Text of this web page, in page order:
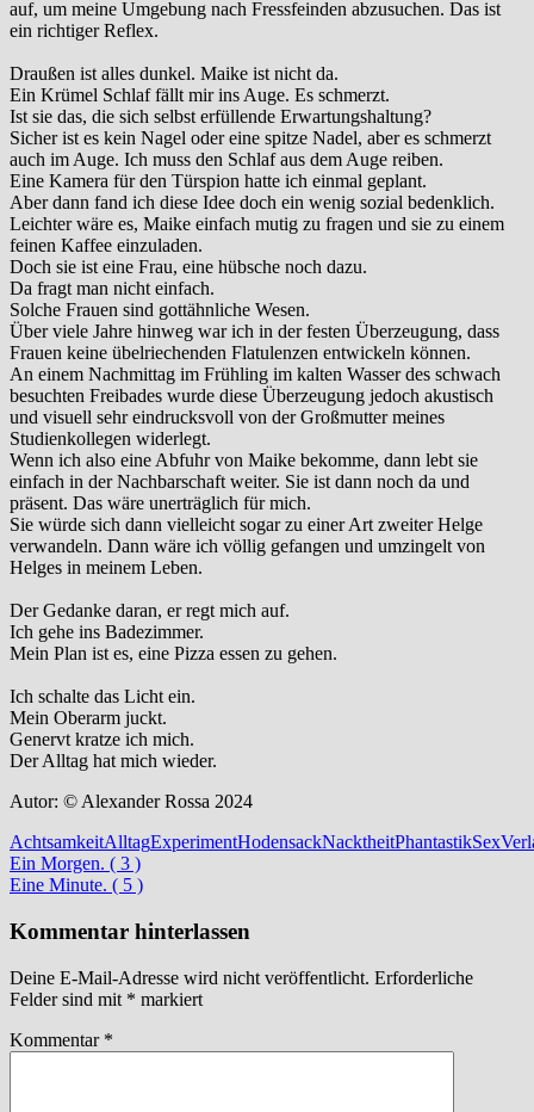
auf, um meine Umgebung nach Fressfeinden abzusuchen. Das ist
ein richtiger Reflex.
Draußen ist alles dunkel. Maike ist nicht da.
Ein Krümel Schlaf fällt mir ins Auge. Es schmerzt.
Ist sie das, die sich selbst erfüllende Erwartungshaltung?
Sicher ist es kein Nagel oder eine spitze Nadel, aber es schmerzt
auch im Auge. Ich muss den Schlaf aus dem Auge reiben.
Eine Kamera für den Türspion hatte ich einmal geplant.
Aber dann fand ich diese Idee doch ein wenig sozial bedenklich.
Leichter wäre es, Maike einfach mutig zu fragen und sie zu einem
feinen Kaffee einzuladen.
Doch sie ist eine Frau, eine hübsche noch dazu.
Da fragt man nicht einfach.
Solche Frauen sind gottähnliche Wesen.
Über viele Jahre hinweg war ich in der festen Überzeugung, dass
Frauen keine übelriechenden Flatulenzen entwickeln können.
An einem Nachmittag im Frühling im kalten Wasser des schwach
besuchten Freibades wurde diese Überzeugung jedoch akustisch
und visuell sehr eindrucksvoll von der Großmutter meines
Studienkollegen widerlegt.
Wenn ich also eine Abfuhr von Maike bekomme, dann lebt sie
einfach in der Nachbarschaft weiter. Sie ist dann noch da und
präsent. Das wäre unerträglich für mich.
Sie würde sich dann vielleicht sogar zu einer Art zweiter Helge
verwandeln. Dann wäre ich völlig gefangen und umzingelt von
Helges in meinem Leben.
Der Gedanke daran, er regt mich auf.
Ich gehe ins Badezimmer.
Mein Plan ist es, eine Pizza essen zu gehen.
Ich schalte das Licht ein.
Mein Oberarm juckt.
Genervt kratze ich mich.
Der Alltag hat mich wieder.
Autor: © Alexander Rossa 2024
AchtsamkeitAlltagExperimentHodensackNacktheitPhantastikSex
Beitragsnavigation
Vorheriger
Beitrag:
Ein Morgen. ( 3 )
Nächster
Eine Minute. ( 5 )
Kommentar hinterlassen
Deine E-Mail-Adresse wird nicht veröffentlicht. Erforderliche
Felder sind mit * markiert
Kommentar *